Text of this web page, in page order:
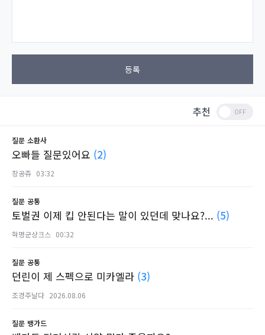
등록
추천
질문 소환사
오빠들 질문있어요 (2)
장공쥬 03:32
질문 공통
토벌권 이제 킵 안된다는 말이 있던데 맞나요?... (5)
혁명군샹크스 00:32
질문 공통
던린이 제 스펙으로 미카엘라 (3)
조경주날다 2026.08.06
질문 뱅가드